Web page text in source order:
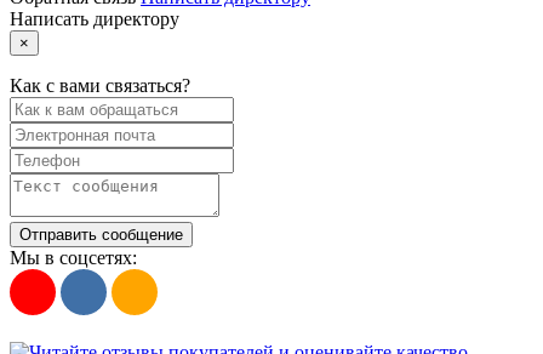
Написать директору
×
Как с вами связаться?
Отправить сообщение
Мы в соцсетях: